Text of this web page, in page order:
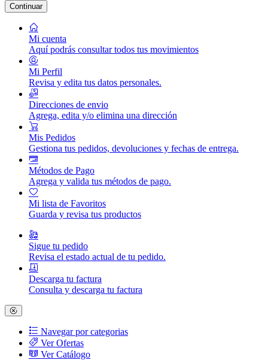
Continuar
Mi cuenta
Aquí podrás consultar todos tus movimientos
Mi Perfil
Revisa y edita tus datos personales.
Direcciones de envio
Agrega, edita y/o elimina una dirección
Mis Pedidos
Gestiona tus pedidos, devoluciones y fechas de entrega.
Métodos de Pago
Agrega y valida tus métodos de pago.
Mi lista de Favoritos
Guarda y revisa tus productos
Sigue tu pedido
Revisa el estado actual de tu pedido.
Descarga tu factura
Consulta y descarga tu factura
Navegar por categorias
Ver Ofertas
Ver Catálogo